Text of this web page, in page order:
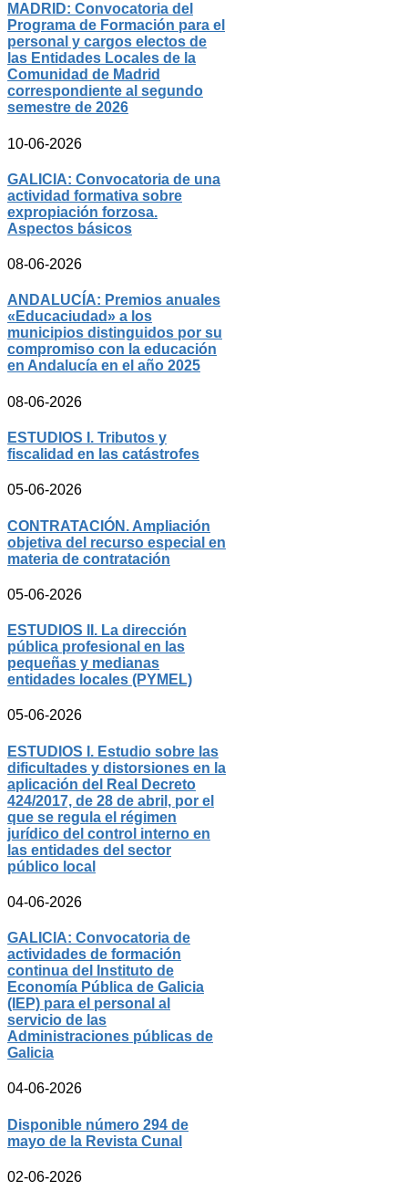
MADRID: Convocatoria del
Programa de Formación para el
personal y cargos electos de
las Entidades Locales de la
Comunidad de Madrid
correspondiente al segundo
semestre de 2026
10-06-2026
GALICIA: Convocatoria de una
actividad formativa sobre
expropiación forzosa.
Aspectos básicos
08-06-2026
ANDALUCÍA: Premios anuales
«Educaciudad» a los
municipios distinguidos por su
compromiso con la educación
en Andalucía en el año 2025
08-06-2026
ESTUDIOS I. Tributos y
fiscalidad en las catástrofes
05-06-2026
CONTRATACIÓN. Ampliación
objetiva del recurso especial en
materia de contratación
05-06-2026
ESTUDIOS II. La dirección
pública profesional en las
pequeñas y medianas
entidades locales (PYMEL)
05-06-2026
ESTUDIOS I. Estudio sobre las
dificultades y distorsiones en la
aplicación del Real Decreto
424/2017, de 28 de abril, por el
que se regula el régimen
jurídico del control interno en
las entidades del sector
público local
04-06-2026
GALICIA: Convocatoria de
actividades de formación
continua del Instituto de
Economía Pública de Galicia
(IEP) para el personal al
servicio de las
Administraciones públicas de
Galicia
04-06-2026
Disponible número 294 de
mayo de la Revista Cunal
02-06-2026